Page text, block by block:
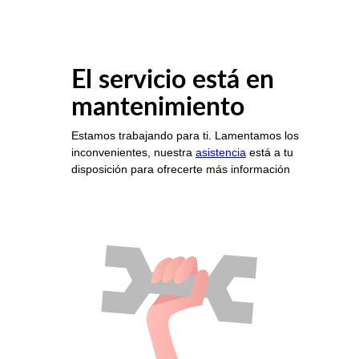
El servicio está en
mantenimiento
Estamos trabajando para ti. Lamentamos los
inconvenientes, nuestra asistencia está a tu
disposición para ofrecerte más información